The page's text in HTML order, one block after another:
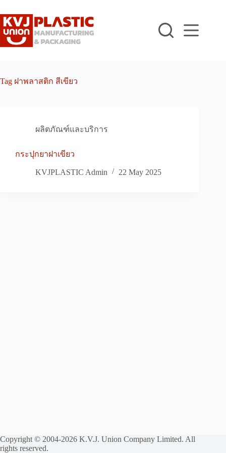
to
content
Tag ฝาพลาสติก สีเขียว
ผลิตภัณฑ์และบริการ
กระปุกยาฝาเขียว
KVJPLASTIC Admin 22 May 2025
Copyright © 2004-2026 K.V.J. Union Company Limited. All
rights reserved.